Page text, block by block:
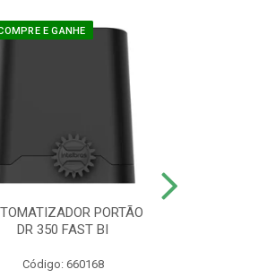
E GANHE
PORTÃO
DR 350 FAST BI
Código: 660168